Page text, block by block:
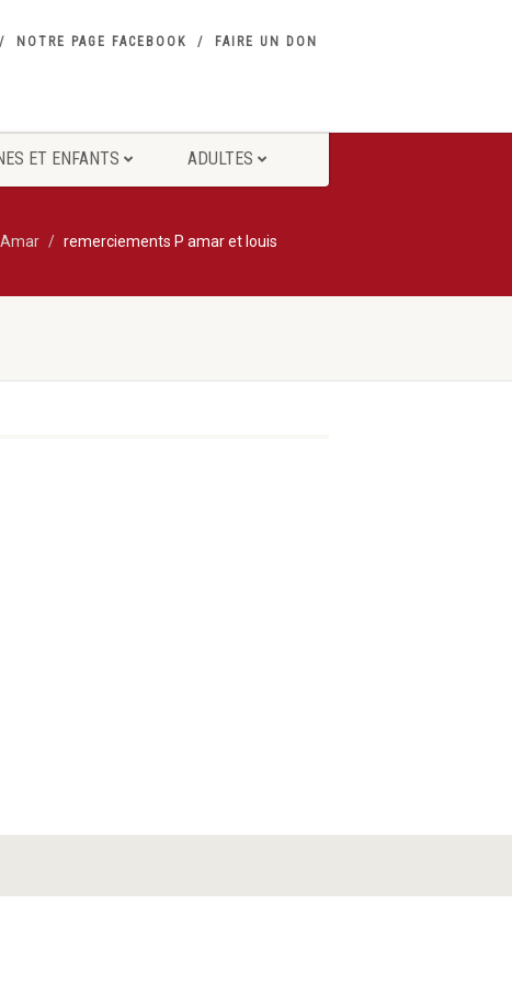
NOTRE PAGE FACEBOOK FAIRE UN DON
ET ENFANTS ADULTES
remerciements P amar et louis